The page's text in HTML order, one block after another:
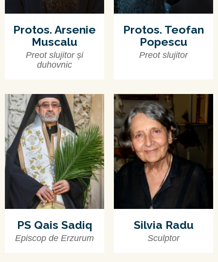
Protos. Arsenie
Muscalu
Preot slujitor și
duhovnic
Protos. Teofan
Popescu
Preot slujitor
PS Qais Sadiq
Episcop de Erzurum
Silvia Radu
Sculptor